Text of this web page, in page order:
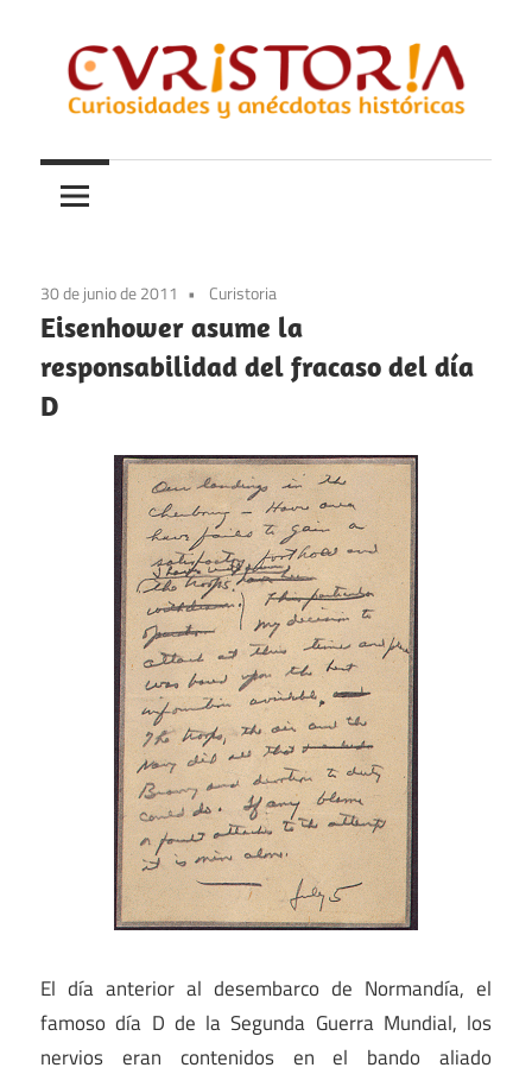
contenido
Curistoria
y
anécdotas
historia
30 de junio de 2011 Curistoria
Eisenhower asume la
responsabilidad del fracaso del día
D
El día anterior al desembarco de Normandía, el
famoso día D de la Segunda Guerra Mundial, los
nervios eran contenidos en el bando aliado